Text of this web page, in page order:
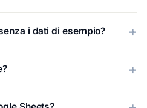
i dati di esempio?